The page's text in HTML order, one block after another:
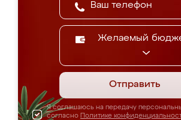
Желаемый
Отправить
Я соглашаюсь на передачу
согласно Политике